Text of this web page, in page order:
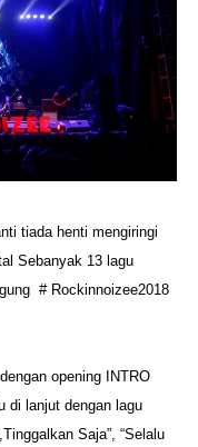
tiada henti mengiringi
Sebanyak 13 lagu
# Rockinnoizee2018
opening INTRO
di lanjut dengan lagu
Saja”, “Selalu